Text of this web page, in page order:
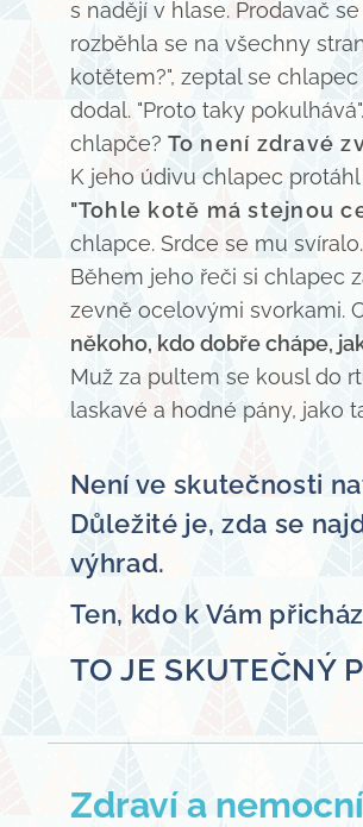
s nadějí v hlase. Prodavač
rozběhla se na všechny
kotětem?", zeptal se
dodal. "Proto taky
chlapče? To není zdravé
K jeho údivu chlapec
"Tohle kotě má stejnou
chlapce. Srdce se mu
Během jeho řeči si chlapec
zevně ocelovými svorkami.
někoho, kdo dobře chápe,
Muž za pultem se kousl do
laskavé a hodné pány, jako
Není ve skutečnosti
Důležité je, zda se
výhrad.
Ten, kdo k Vám
TO JE SKUTEČNÝ
Zdraví a nemocní